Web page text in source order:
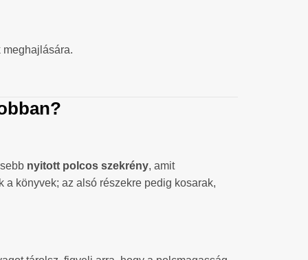
nyitott polcos szekrény, amit
a könyvek; az alsó részekre pedig kosarak,